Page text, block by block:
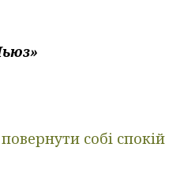
собі спокій